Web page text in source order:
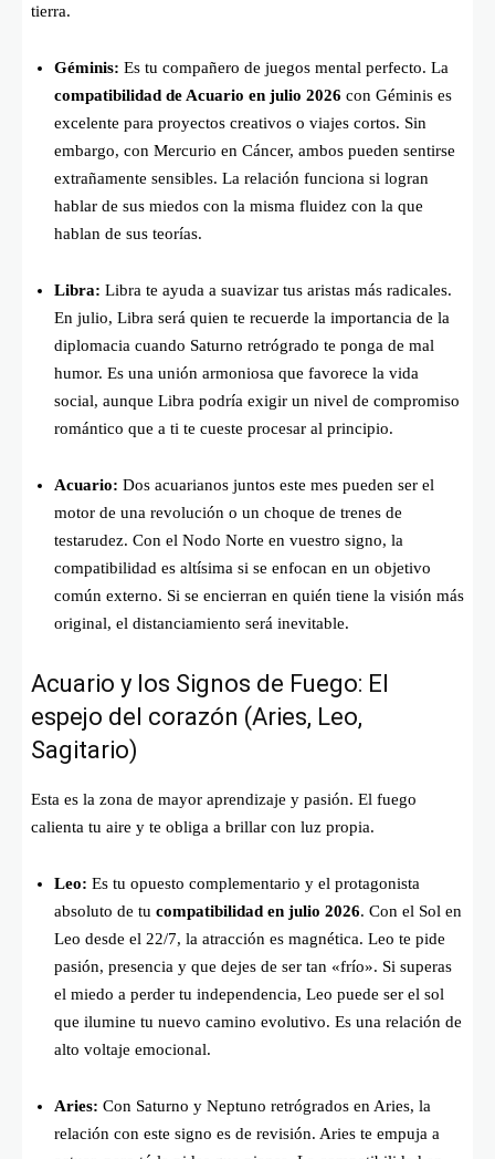
tierra.
Géminis: Es tu compañero de juegos mental perfecto. La
compatibilidad de Acuario en julio 2026 con Géminis es
excelente para proyectos creativos o viajes cortos. Sin
embargo, con Mercurio en Cáncer, ambos pueden sentirse
extrañamente sensibles. La relación funciona si logran
hablar de sus miedos con la misma fluidez con la que
hablan de sus teorías.
Libra: Libra te ayuda a suavizar tus aristas más radicales.
En julio, Libra será quien te recuerde la importancia de la
diplomacia cuando Saturno retrógrado te ponga de mal
humor. Es una unión armoniosa que favorece la vida
social, aunque Libra podría exigir un nivel de compromiso
romántico que a ti te cueste procesar al principio.
Acuario: Dos acuarianos juntos este mes pueden ser el
motor de una revolución o un choque de trenes de
testarudez. Con el Nodo Norte en vuestro signo, la
compatibilidad es altísima si se enfocan en un objetivo
común externo. Si se encierran en quién tiene la visión más
original, el distanciamiento será inevitable.
Acuario y los Signos de Fuego: El
espejo del corazón (Aries, Leo,
Sagitario)
Esta es la zona de mayor aprendizaje y pasión. El fuego
calienta tu aire y te obliga a brillar con luz propia.
Leo: Es tu opuesto complementario y el protagonista
absoluto de tu compatibilidad en julio 2026. Con el Sol en
Leo desde el 22/7, la atracción es magnética. Leo te pide
pasión, presencia y que dejes de ser tan «frío». Si superas
el miedo a perder tu independencia, Leo puede ser el sol
que ilumine tu nuevo camino evolutivo. Es una relación de
alto voltaje emocional.
Aries: Con Saturno y Neptuno retrógrados en Aries, la
relación con este signo es de revisión. Aries te empuja a